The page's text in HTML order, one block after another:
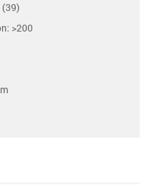
>200